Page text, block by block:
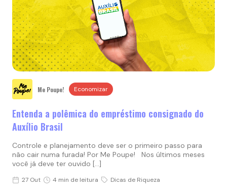
Me Poupe! Economizar
Entenda a polêmica do empréstimo consignado do
Auxílio Brasil
Controle e planejamento deve ser o primeiro passo para
não cair numa furada! Por Me Poupe! Nos últimos meses
você já deve ter ouvido […]
27 Out 4 min de leitura Dicas de Riqueza